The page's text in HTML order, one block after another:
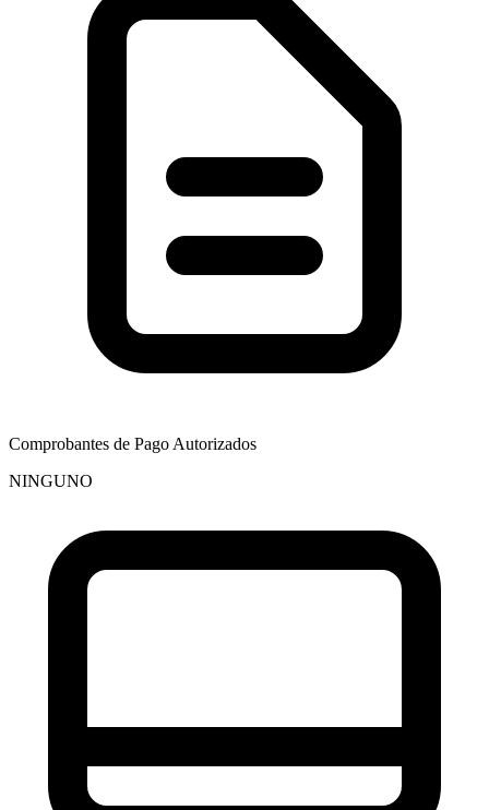
Comprobantes de Pago Autorizados
NINGUNO